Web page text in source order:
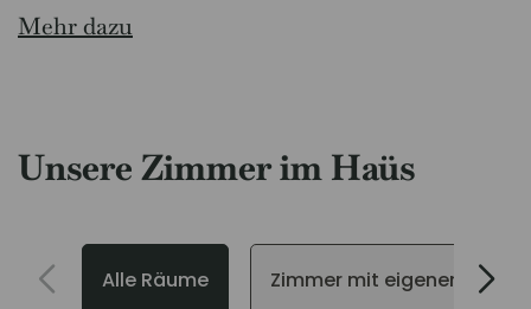
Mehr dazu
Unsere Zimmer im Haüs
Alle Räume Zimmer mit eigenem Bad